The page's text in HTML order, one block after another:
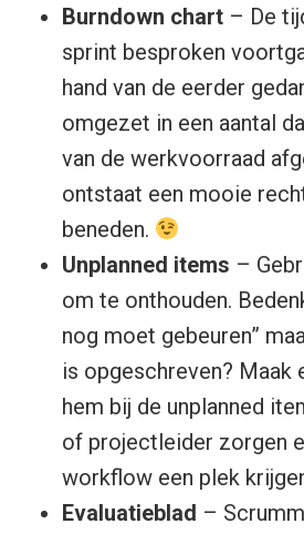
Burndown chart – De
sprint besproken
hand van de eerder
omgezet in een aantal
van de werkvoorraad
ontstaat een mooie
beneden.
Unplanned items –
om te onthouden.
nog moet gebeuren”
is opgeschreven? Maak
hem bij de unplanned
of projectleider zorgen
workflow een plek
Evaluatieblad –